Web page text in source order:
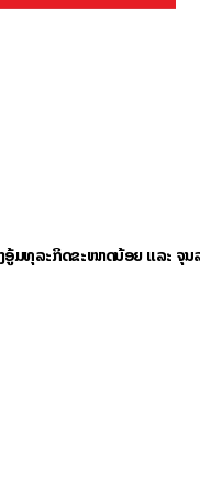
ມທຸລະກິດຂະໜາດນ້ອຍ ແລະ ຈຸນ